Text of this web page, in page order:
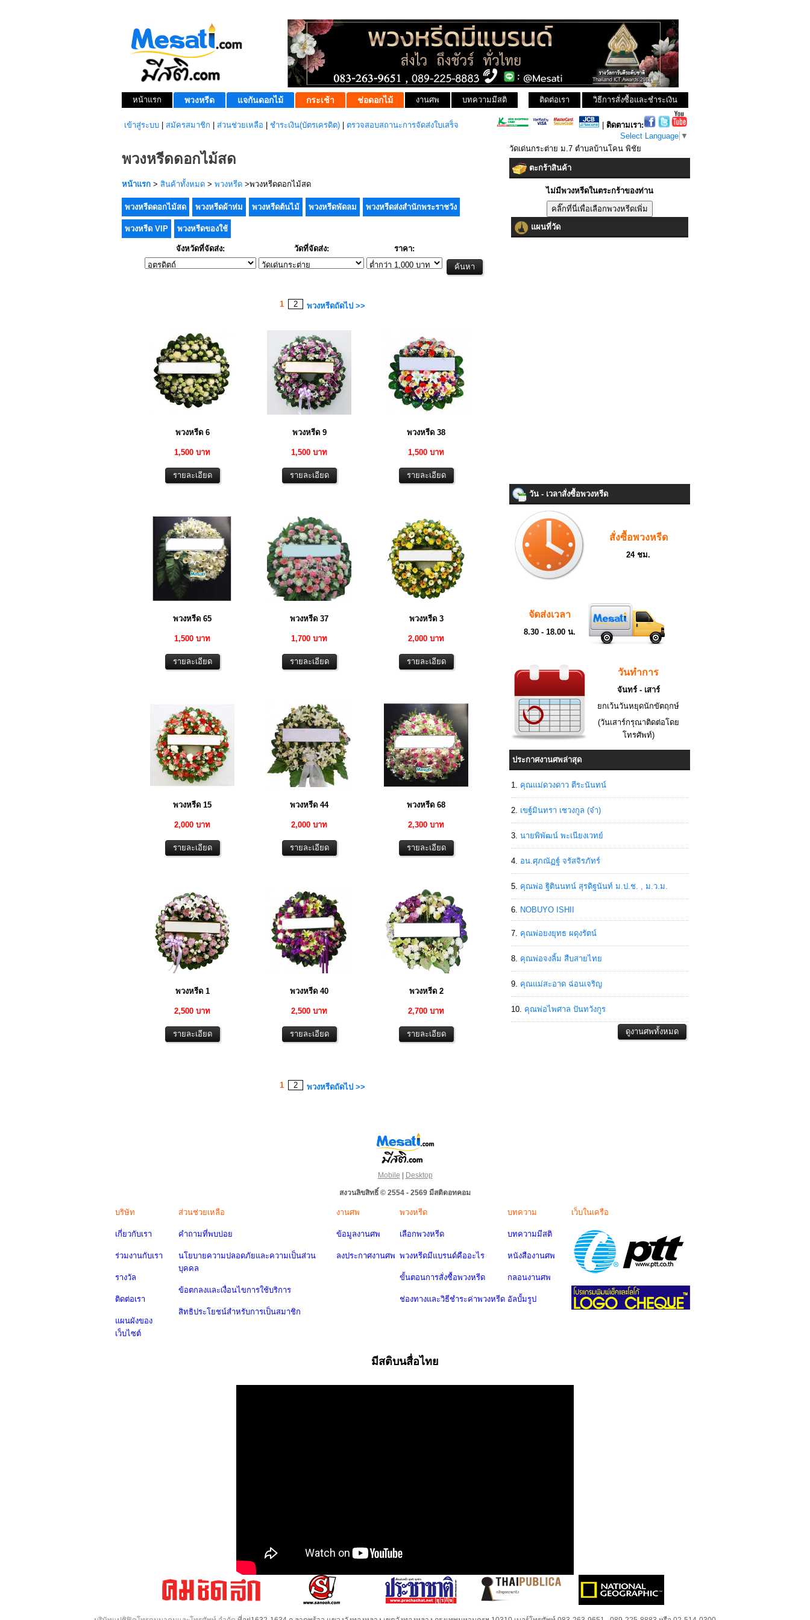
หน้าแรก พวงหรีด แจกันดอกไม้ กระเช้า ช่อดอกไม้ งานศพ บทความมีสติ วิธีการสั่งซื้อและชำระเงิน
ติดต่อเรา
เข้าสู่ระบบ สมัครสมาชิก ส่วนช่วยเหลือ ชำระเงิน(บัตรเครดิต) ตรวจสอบสถานะการจัดส่งใบเสร็จ
ติดตามเรา:
Select Language ▼
พวงหรีดดอกไม้สด
หน้าแรก > สินค้าทั้งหมด > พวงหรีด >พวงหรีดดอกไม้สด
พวงหรีดดอกไม้สด พวงหรีดผ้าห่ม พวงหรีดต้นไม้ พวงหรีดพัดลม พวงหรีดส่งสำนักพระราชวัง
พวงหรีด VIP พวงหรีดของใช้
จังหวัดที่จัดส่ง: วัดที่จัดส่ง: ราคา:
1 2 พวงหรีดถัดไป >>
พวงหรีด 6
1,500 บาท
พวงหรีด 9
1,500 บาท
พวงหรีด 38
1,500 บาท
พวงหรีด 65
1,500 บาท
พวงหรีด 37
1,700 บาท
พวงหรีด 3
2,000 บาท
พวงหรีด 15
2,000 บาท
พวงหรีด 44
2,000 บาท
พวงหรีด 68
2,300 บาท
พวงหรีด 1
2,500 บาท
พวงหรีด 40
2,500 บาท
พวงหรีด 2
2,700 บาท
1 2 พวงหรีดถัดไป >>
วัดเด่นกระต่าย ม.7 ตำบลบ้านโคน พิชัย
ตะกร้าสินค้า
ไม่มีพวงหรีดในตระกร้าของท่าน
แผนที่วัด
วัน - เวลาสั่งซื้อพวงหรีด
สั่งซื้อพวงหรีด
24 ชม.
จัดส่งเวลา
8.30 - 18.00 น.
วันทำการ
จันทร์ - เสาร์
ยกเว้นวันหยุดนักขัตฤกษ์
(วันเสาร์กรุณาติดต่อโดย
โทรศัพท์)
ประกาศงานศพล่าสุด
คุณแม่ดวงดาว ตีระนันทน์
เขฐ์มินทรา เชวงกูล (จ๋า)
นายพิพัฒน์ พะเนียงเวทย์
อน.ศุภณัฏฐ์ จรัสจิรภัทร์
คุณพ่อ ฐิตินนทน์ สุรดิฐนันท์ ม.ป.ช. , ม.ว.ม.
NOBUYO ISHII
คุณพ่อยงยุทธ ผดุงรัตน์
คุณพ่อจงลิ้ม สืบสายไทย
คุณแม่สะอาด ฉ่อนเจริญ
คุณพ่อไพศาล ปันทวังกูร
Mobile | Desktop
สงวนลิขสิทธิ์ © 2554 - 2569 มีสติดอทคอม
บริษัท
เกี่ยวกับเรา
ร่วมงานกับเรา
รางวัล
ติดต่อเรา
แผนผังของ
เว็บไซต์
ส่วนช่วยเหลือ
คำถามที่พบบ่อย
นโยบายความปลอดภัยและความเป็นส่วน
บุคคล
ข้อตกลงและเงื่อนไขการใช้บริการ
สิทธิประโยชน์สำหรับการเป็นสมาชิก
งานศพ
ข้อมูลงานศพ
ลงประกาศงานศพ
พวงหรีด
เลือกพวงหรีด
พวงหรีดมีแบรนด์คืออะไร
ขั้นตอนการสั่งซื้อพวงหรีด
ช่องทางและวิธีชำระค่าพวงหรีด
บทความ
บทความมีสติ
หนังสืองานศพ
กลอนงานศพ
อัลบั้มรูป
เว็บในเครือ
มีสติบนสื่อไทย